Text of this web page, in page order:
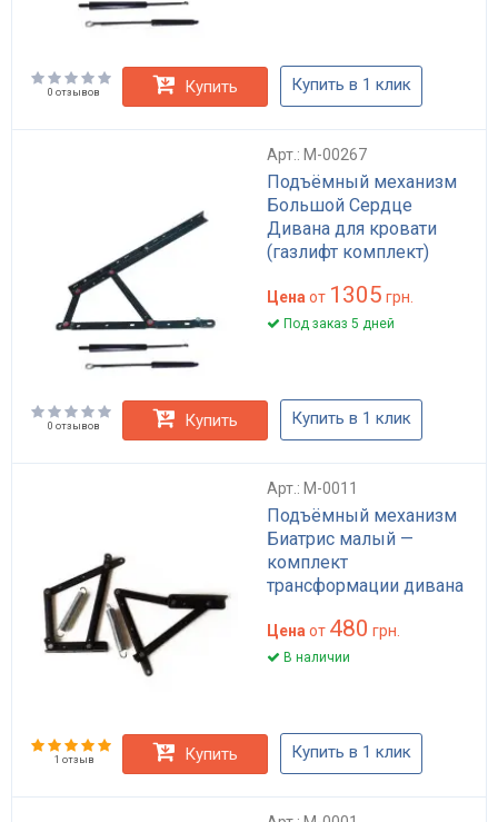
0 отзывов Купить Купить в 1 клик
Арт.: M-00267
Подъёмный механизм
Большой Сердце
Дивана для кровати
(газлифт комплект)
Цена от 1305 грн.
Под заказ 5 дней
0 отзывов Купить Купить в 1 клик
Арт.: M-0011
Подъёмный механизм
Биатрис малый —
комплект
трансформации дивана
Цена от 480 грн.
В наличии
1 отзыв Купить Купить в 1 клик